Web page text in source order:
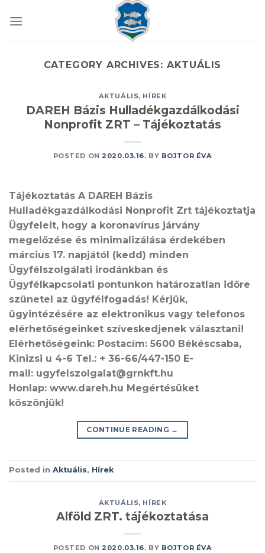
CATEGORY ARCHIVES: AKTUÁLIS
AKTUÁLIS, HÍREK
DAREH Bázis Hulladékgazdálkodási
Nonprofit ZRT – Tájékoztatás
POSTED ON 2020.03.16. BY BOJTOR ÉVA
Tájékoztatás A DAREH Bázis
Hulladékgazdálkodási Nonprofit Zrt tájékoztatja
Ügyfeleit, hogy a koronavírus járvány
megelőzése és minimalizálása érdekében
március 17. napjától (kedd) minden
Ügyfélszolgálati irodánkban és
Ügyfélkapcsolati pontunkon határozatlan időre
szünetel az ügyfélfogadás! Kérjük,
ügyintézésére az elektronikus vagy telefonos
elérhetőségeinket szíveskedjenek választani!
Elérhetőségeink: Postacím: 5600 Békéscsaba,
Kinizsi u 4-6 Tel.: + 36-66/447-150 E-
mail: ugyfelszolgalat@grnkft.hu
Honlap: www.dareh.hu Megértésüket
köszönjük!
CONTINUE READING →
Posted in Aktuális, Hírek
AKTUÁLIS, HÍREK
Alföld ZRT. tájékoztatása
POSTED ON 2020.03.16. BY BOJTOR ÉVA